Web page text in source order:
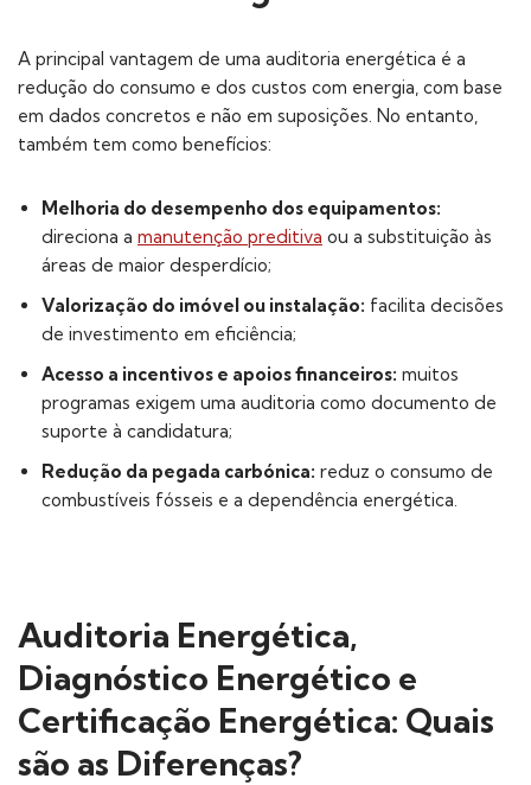
A principal vantagem de uma auditoria energética é a
redução do consumo e dos custos com energia, com base
em dados concretos e não em suposições. No entanto,
também tem como benefícios:
Melhoria do desempenho dos equipamentos:
direciona a manutenção preditiva ou a substituição às
áreas de maior desperdício;
Valorização do imóvel ou instalação: facilita decisões
de investimento em eficiência;
Acesso a incentivos e apoios financeiros: muitos
programas exigem uma auditoria como documento de
suporte à candidatura;
Redução da pegada carbónica: reduz o consumo de
combustíveis fósseis e a dependência energética.
Auditoria Energética,
Diagnóstico Energético e
Certificação Energética: Quais
são as Diferenças?